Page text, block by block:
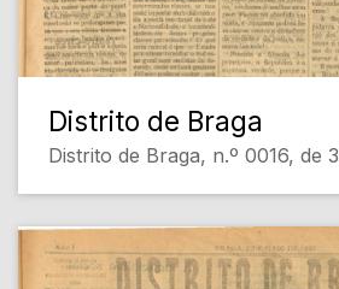
Distrito de Braga
Distrito de Braga, n.º 0016, de